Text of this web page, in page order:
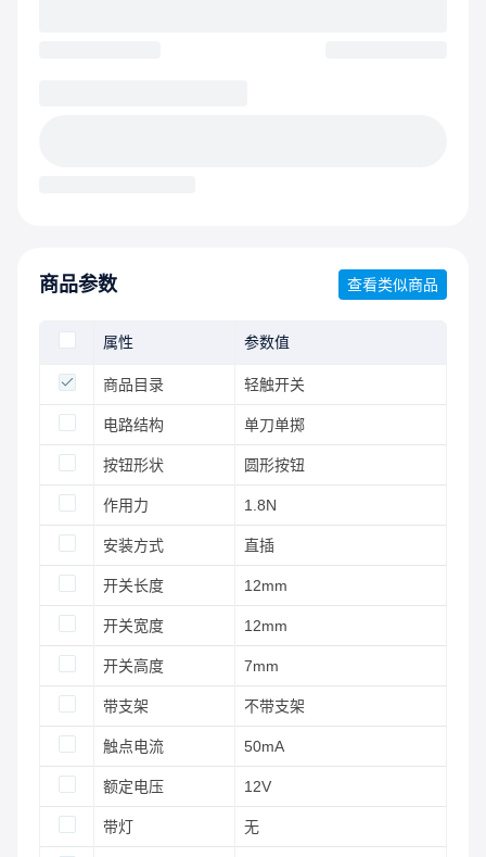
商品参数 查看类似商品
属性 参数值
商品目录 轻触开关
电路结构 单刀单掷
按钮形状 圆形按钮
作用力 1.8N
安装方式 直插
开关长度 12mm
开关宽度 12mm
开关高度 7mm
带支架 不带支架
触点电流 50mA
额定电压 12V
带灯 无